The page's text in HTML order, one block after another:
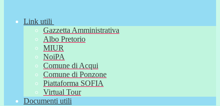
Link utili
Gazzetta Amministrativa
Albo Pretorio
MIUR
NoiPA
Comune di Acqui
Comune di Ponzone
Piattaforma SOFIA
Virtual Tour
Documenti utili